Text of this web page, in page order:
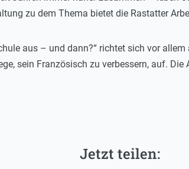
zu dem Thema bietet die Rastatter
aus – und dann?“ richtet sich vor
sein Französisch zu verbessern, auf.